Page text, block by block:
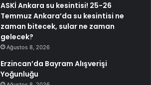
ASKİ Ankara su kesintisi! 25-26
Temmuz Ankara’da su kesintisi ne
zaman bitecek, sular ne zaman
gelecek?
Ağustos 8, 2026
Erzincan’da Bayram Alışverişi
Yoğunluğu